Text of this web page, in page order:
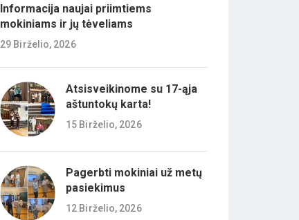
Informacija naujai priimtiems
mokiniams ir jų tėveliams
29 Birželio, 2026
Atsisveikinome su 17-ąja
aštuntokų karta!
15 Birželio, 2026
Pagerbti mokiniai už metų
pasiekimus
12 Birželio, 2026